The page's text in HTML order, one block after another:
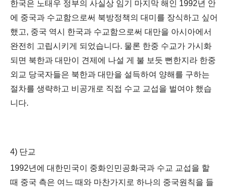
한국은 노태우 정부의 사실상 임기 마지막 해인 1992년 안
에 중국과 수교함으로써 북방정책의 대미를 장식하고 싶어
했고, 중국 역시 한국과 수교함으로써 대만을 아시아에서
완전히 고립시키게 되었습니다. 물론 한중 수교가 가시화
되면 북한과 대만이 견제에 나설 게 불 보듯 뻔한지라 한중
외교 당국자들은 북한과 대만을 설득하여 양해를 구하는
절차를 생략하고 비공개로 직접 수교 교섭을 벌여야 했습
니다.
4) 단교
1992년에 대한민국이 중화인민공화국과 수교 교섭을 할
때 중국 측은 여느 때와 마찬가지로 하나의 중국원칙을 들